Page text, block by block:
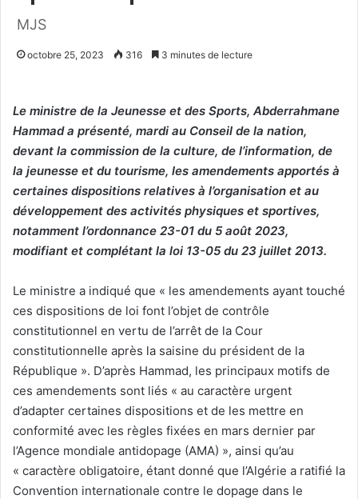
MJS
octobre 25, 2023 316 3 minutes de lecture
Le ministre de la Jeunesse et des Sports, Abderrahmane
Hammad a présenté, mardi au Conseil de la nation,
devant la commission de la culture, de l’information, de
la jeunesse et du tourisme, les amendements apportés à
certaines dispositions relatives à l’organisation et au
développement des activités physiques et sportives,
notamment l’ordonnance 23-01 du 5 août 2023,
modifiant et complétant la loi 13-05 du 23 juillet 2013.
Le ministre a indiqué que « les amendements ayant touché
ces dispositions de loi font l’objet de contrôle
constitutionnel en vertu de l’arrêt de la Cour
constitutionnelle après la saisine du président de la
République ». D’après Hammad, les principaux motifs de
ces amendements sont liés « au caractère urgent
d’adapter certaines dispositions et de les mettre en
conformité avec les règles fixées en mars dernier par
l’Agence mondiale antidopage (AMA) », ainsi qu’au
« caractère obligatoire, étant donné que l’Algérie a ratifié la
Convention internationale contre le dopage dans le